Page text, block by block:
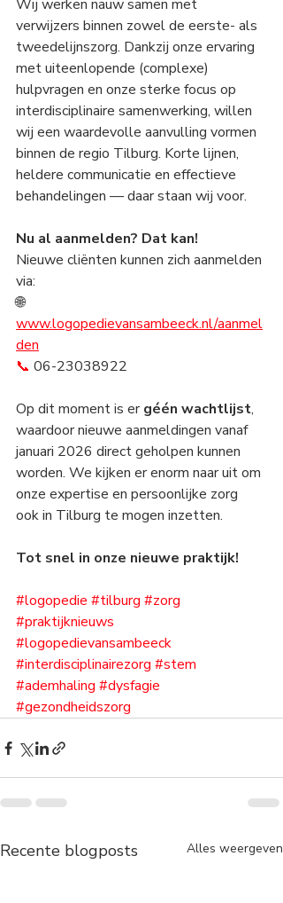
Wij werken nauw samen met
verwijzers binnen zowel de eerste- als
tweedelijnszorg. Dankzij onze ervaring
met uiteenlopende (complexe)
hulpvragen en onze sterke focus op
interdisciplinaire samenwerking, willen
wij een waardevolle aanvulling vormen
binnen de regio Tilburg. Korte lijnen,
heldere communicatie en effectieve
behandelingen — daar staan wij voor.
Nu al aanmelden? Dat kan!
Nieuwe cliënten kunnen zich aanmelden
via:
🌐
www.logopedievansambeeck.nl/aanmel
den
📞 06-23038922
Op dit moment is er géén wachtlijst,
waardoor nieuwe aanmeldingen vanaf
januari 2026 direct geholpen kunnen
worden. We kijken er enorm naar uit om
onze expertise en persoonlijke zorg
ook in Tilburg te mogen inzetten.
Tot snel in onze nieuwe praktijk!
#logopedie #tilburg #zorg
#praktijknieuws
#logopedievansambeeck
#interdisciplinairezorg #stem
#ademhaling #dysfagie
#gezondheidszorg
Recente blogposts Alles weergeven